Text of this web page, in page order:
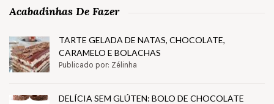
Acabadinhas De Fazer
TARTE GELADA DE NATAS, CHOCOLATE,
CARAMELO E BOLACHAS
Publicado por: Zélinha
DELÍCIA SEM GLÚTEN: BOLO DE CHOCOLATE